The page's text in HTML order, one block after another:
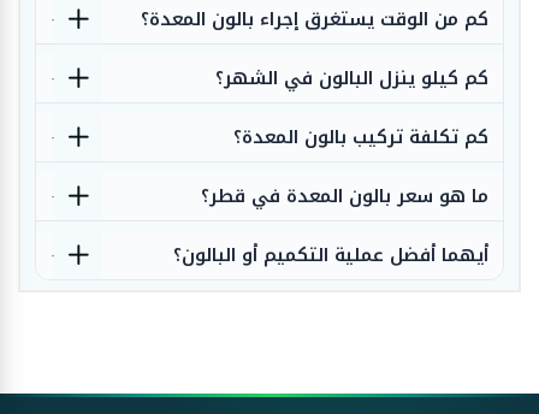
كم من الوقت يستغرق إجراء بالون المعدة؟
كم كيلو ينزل البالون في الشهر؟
كم تكلفة تركيب بالون المعدة؟
ما هو سعر بالون المعدة في قطر؟
أيهما أفضل عملية التكميم أو البالون؟